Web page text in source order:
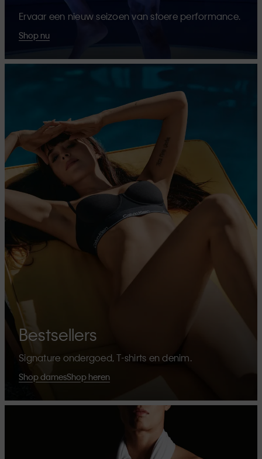
Ervaar een nieuw seizoen van stoere performance.
Shop nu
Bestsellers
Signature ondergoed, T-shirts en denim.
Shop damesShop heren